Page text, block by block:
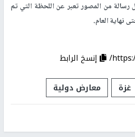
من المصور تعبر عن اللحظة التي تم
نهاية العام.
إنسخ الرابط
غزة معارض دولية